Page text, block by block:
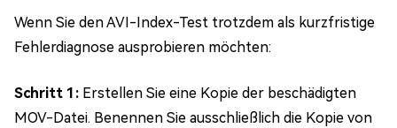
Wenn Sie den AVI-Index-Test trotzdem als kurzfristige
Fehlerdiagnose ausprobieren möchten:
Schritt 1: Erstellen Sie eine Kopie der beschädigten
MOV-Datei. Benennen Sie ausschließlich die Kopie von